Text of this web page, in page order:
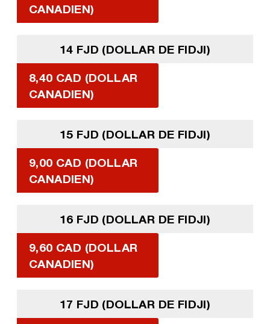
CANADIEN)
14 FJD (DOLLAR DE FIDJI)
8,40 CAD (DOLLAR
CANADIEN)
15 FJD (DOLLAR DE FIDJI)
9,00 CAD (DOLLAR
CANADIEN)
16 FJD (DOLLAR DE FIDJI)
9,60 CAD (DOLLAR
CANADIEN)
17 FJD (DOLLAR DE FIDJI)